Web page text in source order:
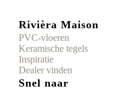
Rivièra Maison
PVC-vloeren
Keramische tegels
Inspiratie
Dealer vinden
Snel naar